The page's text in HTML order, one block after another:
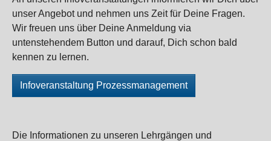
unser Angebot und nehmen uns Zeit für Deine Fragen.
Wir freuen uns über Deine Anmeldung via
untenstehendem Button und darauf, Dich schon bald
kennen zu lernen.
Infoveranstaltung Prozessmanagement
Die Informationen zu unseren Lehrgängen und